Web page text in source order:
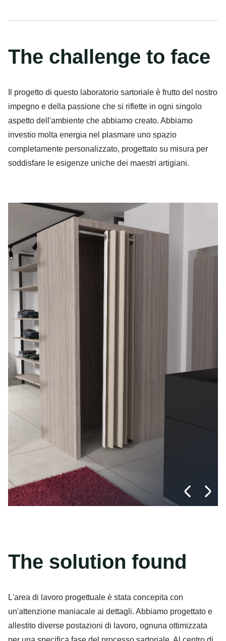
The challenge to face
Il progetto di questo laboratorio sartoriale è frutto del nostro
impegno e della passione che si riflette in ogni singolo
aspetto dell'ambiente che abbiamo creato. Abbiamo
investio molta energia nel plasmare uno spazio
completamente personalizzato, progettato su misura per
soddisfare le esigenze uniche dei maestri artigiani.
The solution found
L'area di lavoro progettuale è stata concepita con
un'attenzione maniacale ai dettagli. Abbiamo progettato e
allestito diverse postazioni di lavoro, ognuna ottimizzata